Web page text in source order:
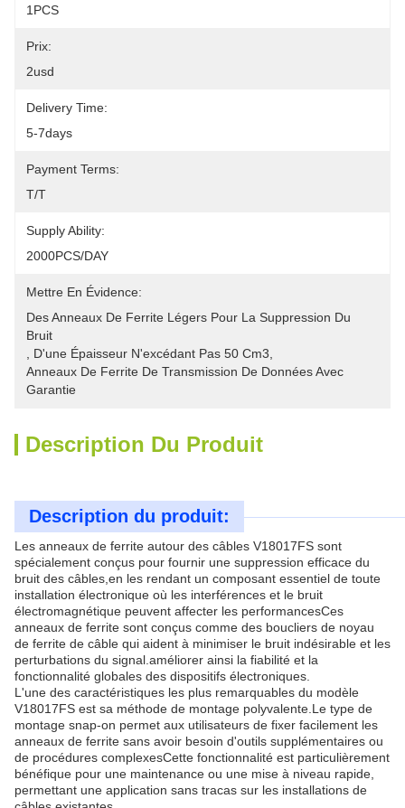
1PCS
Prix:
2usd
Delivery Time:
5-7days
Payment Terms:
T/T
Supply Ability:
2000PCS/DAY
Mettre En Évidence:
Des Anneaux De Ferrite Légers Pour La Suppression Du
Bruit
D'une Épaisseur N'excédant Pas 50 Cm3
Anneaux De Ferrite De Transmission De Données Avec
Garantie
Description Du Produit
Description du produit:
Les anneaux de ferrite autour des câbles V18017FS sont
spécialement conçus pour fournir une suppression efficace du
bruit des câbles,en les rendant un composant essentiel de toute
installation électronique où les interférences et le bruit
électromagnétique peuvent affecter les performancesCes
anneaux de ferrite sont conçus comme des boucliers de noyau
de ferrite de câble qui aident à minimiser le bruit indésirable et les
perturbations du signal.améliorer ainsi la fiabilité et la
fonctionnalité globales des dispositifs électroniques.
L'une des caractéristiques les plus remarquables du modèle
V18017FS est sa méthode de montage polyvalente.Le type de
montage snap-on permet aux utilisateurs de fixer facilement les
anneaux de ferrite sans avoir besoin d'outils supplémentaires ou
de procédures complexesCette fonctionnalité est particulièrement
bénéfique pour une maintenance ou une mise à niveau rapide,
permettant une application sans tracas sur les installations de